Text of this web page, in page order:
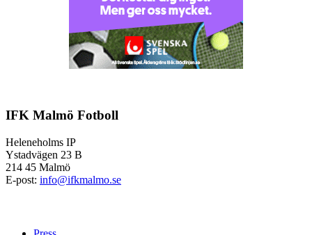
IFK Malmö Fotboll
Heleneholms IP
Ystadvägen 23 B
214 45 Malmö
E-post: info@ifkmalmo.se